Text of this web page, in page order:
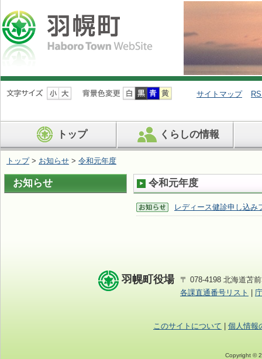
ナ
ビ
ン
を
ば
す
サイトマップ
トップ くらしの情報
トップ> お知らせ > 令和元年度
令和元年度
レディース健診申し込み
お知らせ
羽幌町役場
〒 078-4198 北海道苫
各課直通番号リスト
このサイトについて 個人情報
Copyright ©